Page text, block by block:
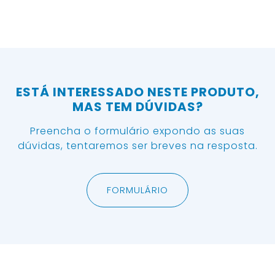
ESTÁ INTERESSADO NESTE PRODUTO,
MAS TEM DÚVIDAS?
Preencha o formulário expondo as suas
dúvidas, tentaremos ser breves na resposta.
FORMULÁRIO